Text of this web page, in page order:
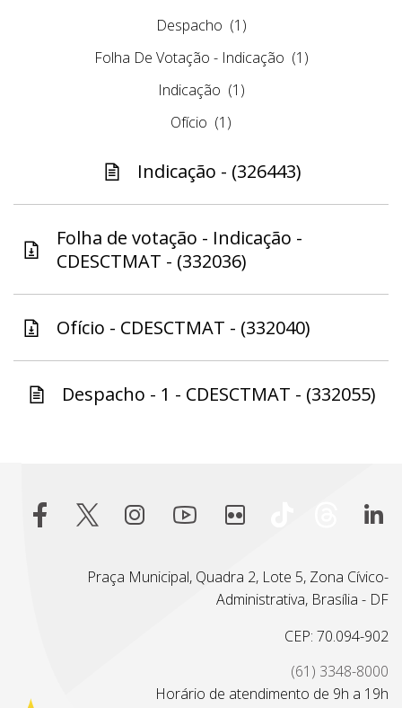
Despacho (1)
Folha De Votação - Indicação (1)
Indicação (1)
Ofício (1)
Indicação - (326443)
Folha de votação - Indicação -
CDESCTMAT - (332036)
Ofício - CDESCTMAT - (332040)
Despacho - 1 - CDESCTMAT - (332055)
Praça Municipal, Quadra 2, Lote 5, Zona Cívico-
Administrativa, Brasília - DF
CEP: 70.094-902
(61) 3348-8000
Horário de atendimento de 9h a 19h